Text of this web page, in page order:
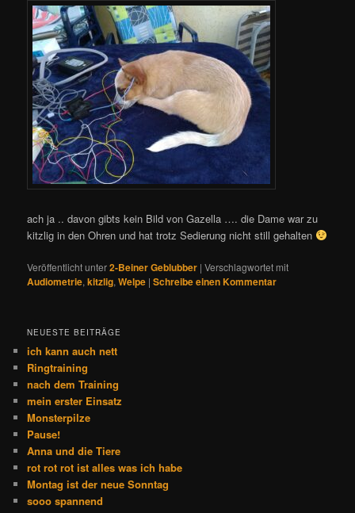
ach ja .. davon gibts kein Bild von Gazella …. die Dame war zu
kitzlig in den Ohren und hat trotz Sedierung nicht still gehalten
Veröffentlicht unter2-Beiner Geblubber |Verschlagwortet mit
Audiometrie,kitzlig,Welpe |Schreibe einen Kommentar
NEUESTE BEITRÄGE
ich kann auch nett
Ringtraining
nach dem Training
mein erster Einsatz
Monsterpilze
Pause!
Anna und die Tiere
rot rot rot ist alles was ich habe
Montag ist der neue Sonntag
sooo spannend